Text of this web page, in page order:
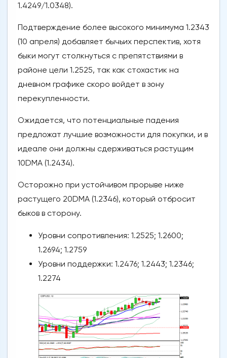
1.4249/1.0348).
Подтверждение более высокого минимума 1.2343
(10 апреля) добавляет бычьих перспектив, хотя
быки могут столкнуться с препятствиями в
районе цели 1.2525, так как стохастик на
дневном графике скоро войдет в зону
перекупленности.
Ожидается, что потенциальные падения
предложат лучшие возможности для покупки, и в
идеале они должны сдерживаться растущим
10DMA (1.2434).
Осторожно при устойчивом прорыве ниже
растущего 20DMA (1.2346), который отбросит
быков в сторону.
Уровни сопротивления: 1.2525; 1.2600;
1.2694; 1.2759
Уровни поддержки: 1.2476; 1.2443; 1.2346;
1.2274